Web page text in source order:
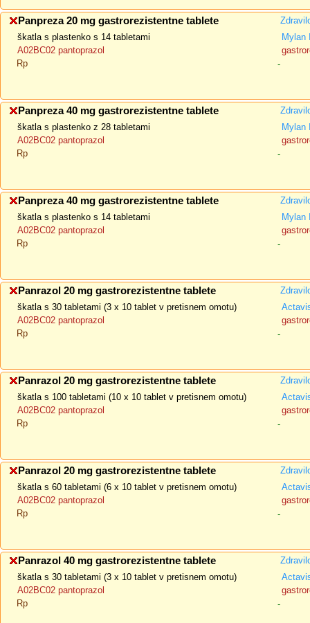
Panpreza 20 mg gastrorezistentne tablete
škatla s plastenko s 14 tabletami
Mylan
A02BC02 pantoprazol
Rp
-
Panpreza 40 mg gastrorezistentne tablete
škatla s plastenko z 28 tabletami
Mylan
A02BC02 pantoprazol
Rp
-
Panpreza 40 mg gastrorezistentne tablete
škatla s plastenko s 14 tabletami
Mylan
A02BC02 pantoprazol
Rp
-
Panrazol 20 mg gastrorezistentne tablete
škatla s 30 tabletami (3 x 10 tablet v pretisnem omotu)
A02BC02 pantoprazol
Rp
-
Panrazol 20 mg gastrorezistentne tablete
škatla s 100 tabletami (10 x 10 tablet v pretisnem omotu)
A02BC02 pantoprazol
Rp
-
Panrazol 20 mg gastrorezistentne tablete
škatla s 60 tabletami (6 x 10 tablet v pretisnem omotu)
A02BC02 pantoprazol
Rp
-
Panrazol 40 mg gastrorezistentne tablete
škatla s 30 tabletami (3 x 10 tablet v pretisnem omotu)
A02BC02 pantoprazol
Rp
-